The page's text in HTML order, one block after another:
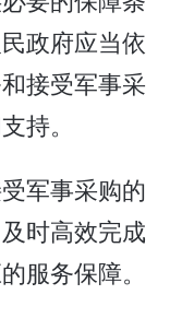
政府应当依
接受军事采
持。
军事采购的
时高效完成
服务保障。